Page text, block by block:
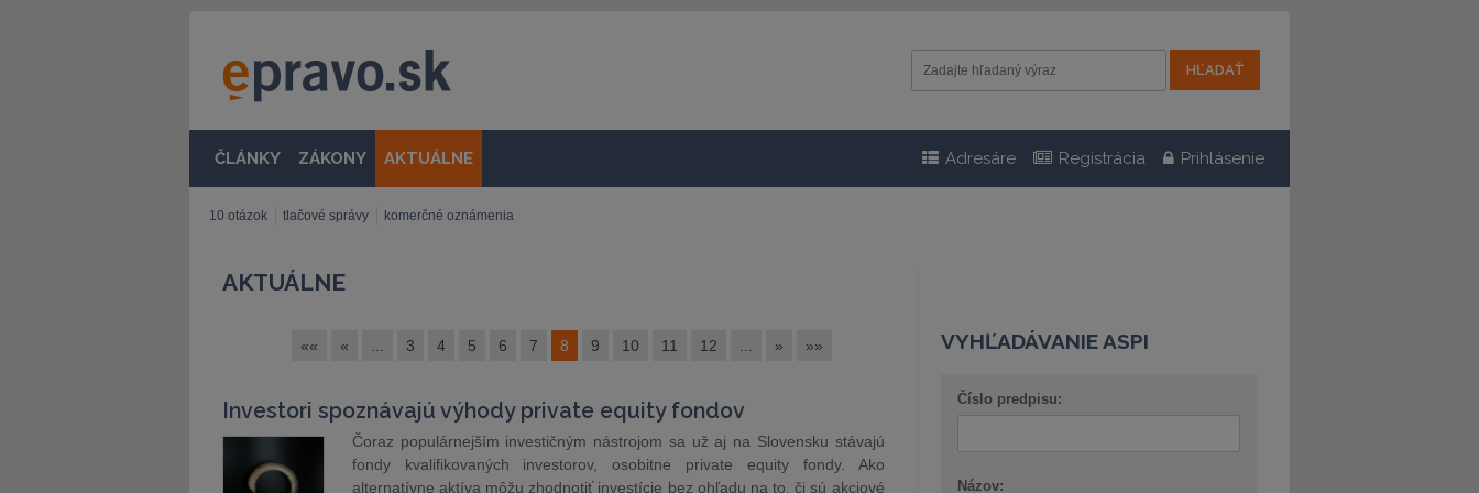
ČLÁNKY ZÁKONY AKTUÁLNE Adresáre Registrácia Prihlásenie
10 otázok tlačové správy komerčné oznámenia
AKTUÁLNE
«« « 3 4 5 6 7 8 9 10 11 12 » »»
Investori spoznávajú výhody private equity fondov
Čoraz populárnejším investičným nástrojom sa už aj na Slovensku stávajú
fondy kvalifikovaných investorov, osobitne private equity fondy. Ako
alternatívne aktíva môžu zhodnotiť investície bez ohľadu na to, či sú akciové
VYHĽADÁVANIE ASPI
Číslo predpisu:
Názov: